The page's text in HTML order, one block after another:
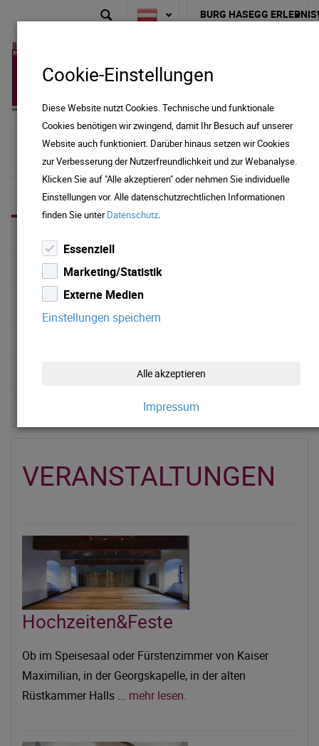
BURG HASEGG
zur Startseite
VERANSTALTUNGEN
Hochzeiten&Feste
Ob im Speisesaal oder Fürstenzimmer von Kaiser
Maximilian, in der Georgskapelle, in der alten
Rüstkammer Halls ... mehr lesen.
VERANSTALTUNGEN
SEMINARE & SCHULUNGEN
KONZERTE
KLIMABÜNDNISBETRIEB
Cookie-Einstellungen
Diese Website nutzt Cookies. Technische und funktionale
Cookies benötigen wir zwingend, damit Ihr Besuch auf unserer
Website auch funktioniert. Darüber hinaus setzen wir Cookies
zur Verbesserung der Nutzerfreundlichkeit und zur Webanalyse.
Klicken Sie auf "Alle akzeptieren" oder nehmen Sie individuelle
Einstellungen vor. Alle datenschutzrechtlichen Informationen
finden Sie unterDatenschutz.
Essenziell
Marketing/Statistik
Externe Medien
Einstellungen speichern
Alle akzeptieren
Impressum